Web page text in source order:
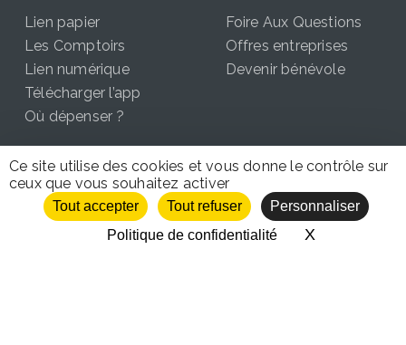
Ce site utilise des cookies et vous donne le contrôle sur
ceux que vous souhaitez activer
Tout accepter Tout refuser
Personnaliser
Politique de confidentialité
XMasquer le
Lien papier
Les Comptoirs
Lien numérique
Télécharger l’app
Où dépenser ?
Foire Aux Questions
Offres entreprises
Devenir bénévole
CC 2021-2026 | Certains droits réservés Le Lien 42 |
Mentions légales
|Politique de confidentialité|Droit
d’auteur